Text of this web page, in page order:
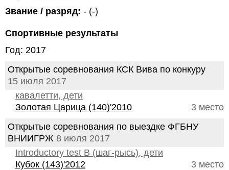
Звание / разряд: - (-)
Спортивные результаты
Год: 2017
Открытые соревнования КСК Вива по конкуру
15 июля 2017
кавалетти, дети
3 место
Золотая Царица (140)'2010
Открытые соревнования по выездке ФГБНУ
ВНИИГРЖ 8 июля 2017
Introductory test B (шаг-рысь), дети
3 место
Кубок (143)'2012